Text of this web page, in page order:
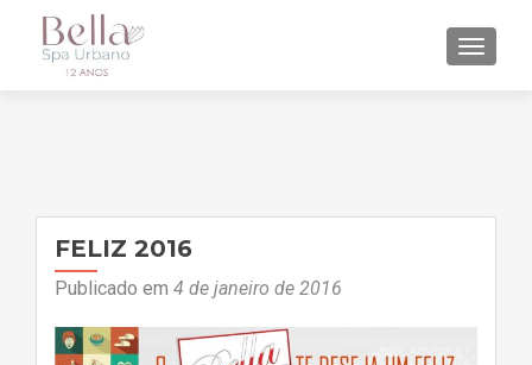
FELIZ 2016
Publicado em 4 de janeiro de 2016